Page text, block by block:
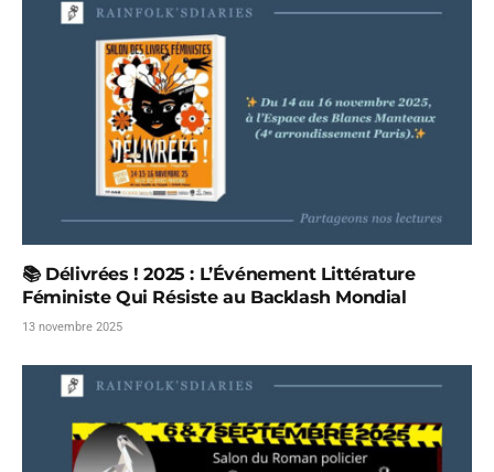
📚 Délivrées ! 2025 : L’Événement Littérature
Féministe Qui Résiste au Backlash Mondial
13 novembre 2025